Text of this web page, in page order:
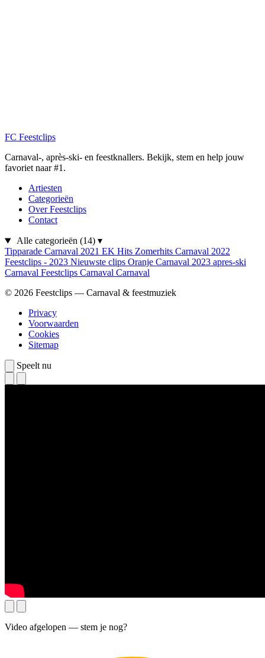
FC Feestclips
Carnaval-, après-ski- en feestknallers. Bekijk, stem en help jouw
favoriet naar #1.
Artiesten
Categorieën
Over Feestclips
Contact
Alle categorieën (14) ▾
Tipparade Carnaval 2021 EK Hits Zomerhits Carnaval 2022
Feestclips - 2023 Nieuwste clips Oranje Carnaval 2023 apres-ski
Carnaval Feestclips Carnaval Carnaval
© 2026 Feestclips — Carnaval & feestmuziek
Privacy
Voorwaarden
Cookies
Sitemap
Speelt nu
Video afgelopen — stem je nog?